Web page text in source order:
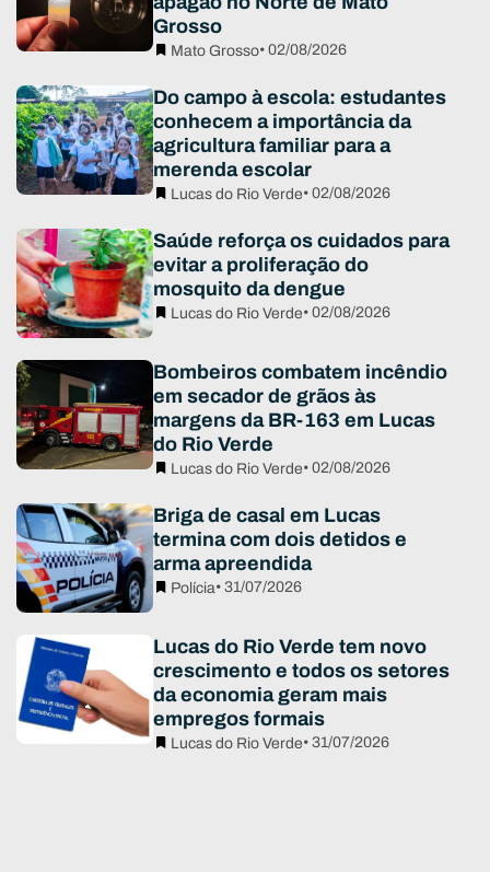
Grosso
Mato Grosso• 02/08/2026
Do campo à escola: estudantes
conhecem a importância da
agricultura familiar para a
merenda escolar
Lucas do Rio Verde• 02/08/2026
Saúde reforça os cuidados para
evitar a proliferação do
mosquito da dengue
Lucas do Rio Verde• 02/08/2026
Bombeiros combatem incêndio
em secador de grãos às
margens da BR-163 em Lucas
do Rio Verde
Lucas do Rio Verde• 02/08/2026
Briga de casal em Lucas
termina com dois detidos e
arma apreendida
Polícia• 31/07/2026
Lucas do Rio Verde tem novo
crescimento e todos os setores
da economia geram mais
empregos formais
Lucas do Rio Verde• 31/07/2026